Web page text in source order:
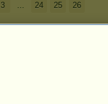
3 ... 24 25 26